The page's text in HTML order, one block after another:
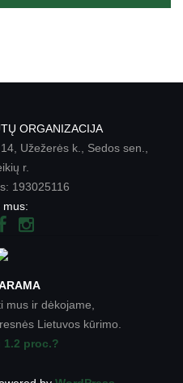
ORGANIZACIJA
Užežerės k., Sedos sen.,
r.
193025116
mus:
mus ir dėkojame,
Lietuvos kūrimo.
proc.?